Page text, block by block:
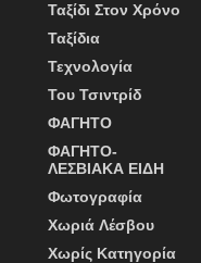
Ταξίδι Στον Χρόνο
Ταξίδια
Τεχνολογία
Του Τσιντρίδ
ΦΑΓΗΤΟ
ΦΑΓΗΤΟ-
ΛΕΣΒΙΑΚΑ ΕΙΔΗ
Φωτογραφία
Χωριά Λέσβου
Χωρίς Κατηγορία